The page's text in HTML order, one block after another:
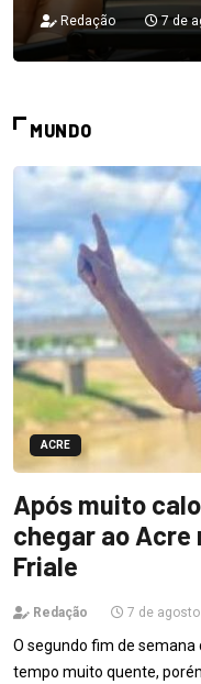
Redação 7 de
MUNDO
ACRE
Após muito
chegar ao Acre
Friale
Redação 7 de
O segundo fim de semana
tempo muito quente,